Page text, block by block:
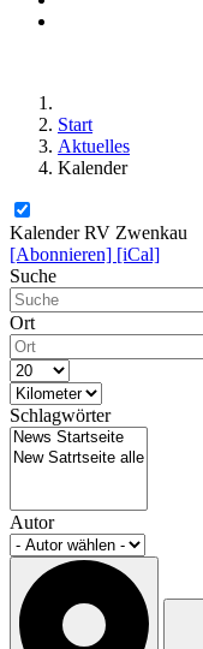
Start
Aktuelles
Kalender
Kalender RV Zwenkau
[Abonnieren] [iCal]
Suche
Ort
Schlagwörter
Autor